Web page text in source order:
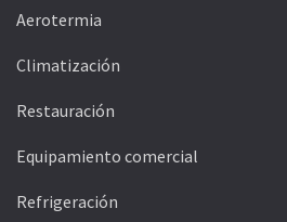
Aerotermia
Climatización
Restauración
Equipamiento comercial
Refrigeración